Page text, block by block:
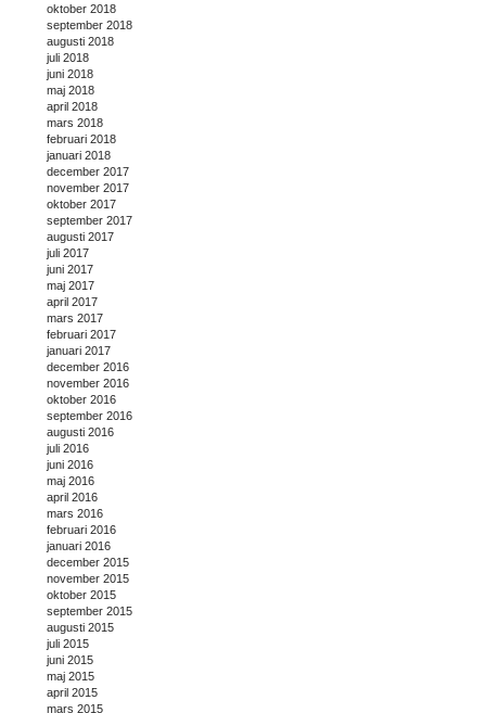
oktober 2018
september 2018
augusti 2018
juli 2018
juni 2018
maj 2018
april 2018
mars 2018
februari 2018
januari 2018
december 2017
november 2017
oktober 2017
september 2017
augusti 2017
juli 2017
juni 2017
maj 2017
april 2017
mars 2017
februari 2017
januari 2017
december 2016
november 2016
oktober 2016
september 2016
augusti 2016
juli 2016
juni 2016
maj 2016
april 2016
mars 2016
februari 2016
januari 2016
december 2015
november 2015
oktober 2015
september 2015
augusti 2015
juli 2015
juni 2015
maj 2015
april 2015
mars 2015